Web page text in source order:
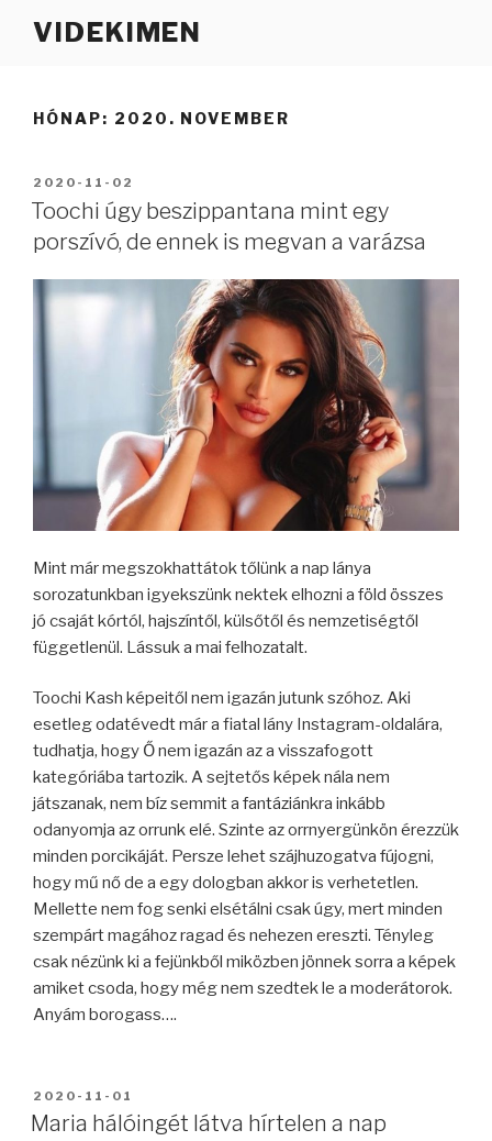
VIDEKIMEN
HÓNAP: 2020. NOVEMBER
BEKÜLDVE:
2020-11-02
Toochi úgy beszippantana mint egy
porszívó, de ennek is megvan a varázsa
Mint már megszokhattátok tőlünk a nap lánya
sorozatunkban igyekszünk nektek elhozni a föld összes
jó csaját kórtól, hajszíntől, külsőtől és nemzetiségtől
függetlenül. Lássuk a mai felhozatalt.
Toochi Kash képeitől nem igazán jutunk szóhoz. Aki
esetleg odatévedt már a fiatal lány Instagram-oldalára,
tudhatja, hogy Ő nem igazán az a visszafogott
kategóriába tartozik. A sejtetős képek nála nem
játszanak, nem bíz semmit a fantáziánkra inkább
odanyomja az orrunk elé. Szinte az orrnyergünkön érezzük
minden porcikáját. Persze lehet szájhuzogatva fújogni,
hogy mű nő de a egy dologban akkor is verhetetlen.
Mellette nem fog senki elsétálni csak úgy, mert minden
szempárt magához ragad és nehezen ereszti. Tényleg
csak nézünk ki a fejünkből miközben jönnek sorra a képek
amiket csoda, hogy még nem szedtek le a moderátorok.
Anyám borogass….
BEKÜLDVE:
2020-11-01
Maria hálóingét látva hírtelen a nap